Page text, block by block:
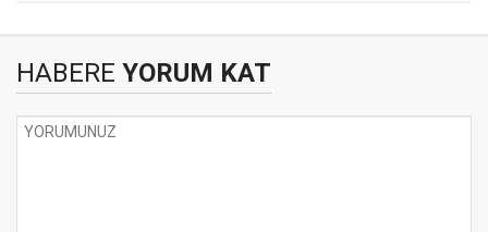
HABERE YORUM KAT